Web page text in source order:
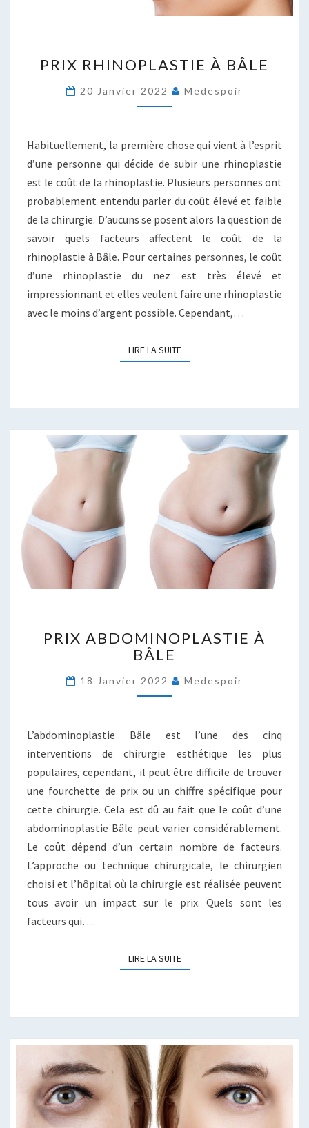
RHINOPLASTIE
BÂLE
PRIX RHINOPLASTIE À BÂLE
20 Janvier 2022 Medespoir
Habituellement, la première chose qui vient à l’esprit
d’une personne qui décide de subir une rhinoplastie
est le coût de la rhinoplastie. Plusieurs personnes ont
probablement entendu parler du coût élevé et faible
de la chirurgie. D’aucuns se posent alors la question de
savoir quels facteurs affectent le coût de la
rhinoplastie à Bâle. Pour certaines personnes, le coût
d’une rhinoplastie du nez est très élevé et
impressionnant et elles veulent faire une rhinoplastie
avec le moins d’argent possible. Cependant,…
LIRE LA SUITELIRE LA SUITE
ABDOMINOPLASTIE
À
PRIX ABDOMINOPLASTIE À
BÂLE
18 Janvier 2022 Medespoir
L’abdominoplastie Bâle est l’une des cinq
interventions de chirurgie esthétique les plus
populaires, cependant, il peut être difficile de trouver
une fourchette de prix ou un chiffre spécifique pour
cette chirurgie. Cela est dû au fait que le coût d’une
abdominoplastie Bâle peut varier considérablement.
Le coût dépend d’un certain nombre de facteurs.
L’approche ou technique chirurgicale, le chirurgien
choisi et l’hôpital où la chirurgie est réalisée peuvent
tous avoir un impact sur le prix. Quels sont les
facteurs qui…
LIRE LA SUITELIRE LA SUITE